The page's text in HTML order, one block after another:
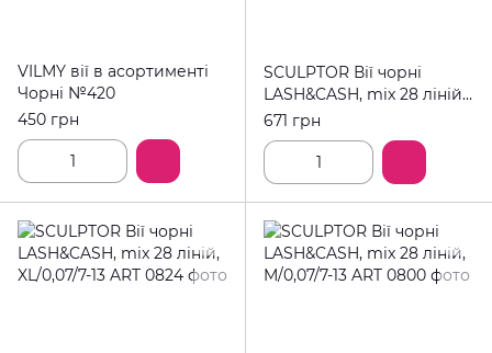
VILMY вії в асортименті
Чорні №420
450 грн
SCULPTOR Вії чорні
LASH&CASH, mix 28 ліній,
C/0,07/14-18
671 грн